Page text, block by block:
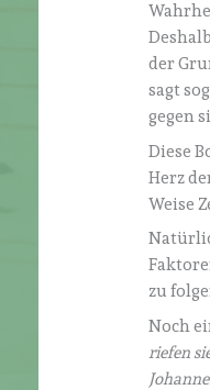
der
sagt
gegen
Diese
Herz
Weise
zu
Noch
riefen